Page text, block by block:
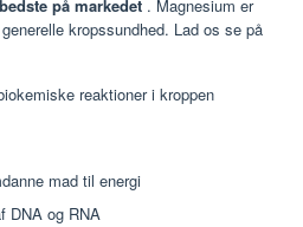
på markedet . Magnesium er
kropssundhed. Lad os se på
reaktioner i kroppen
mad til energi
DNA og RNA